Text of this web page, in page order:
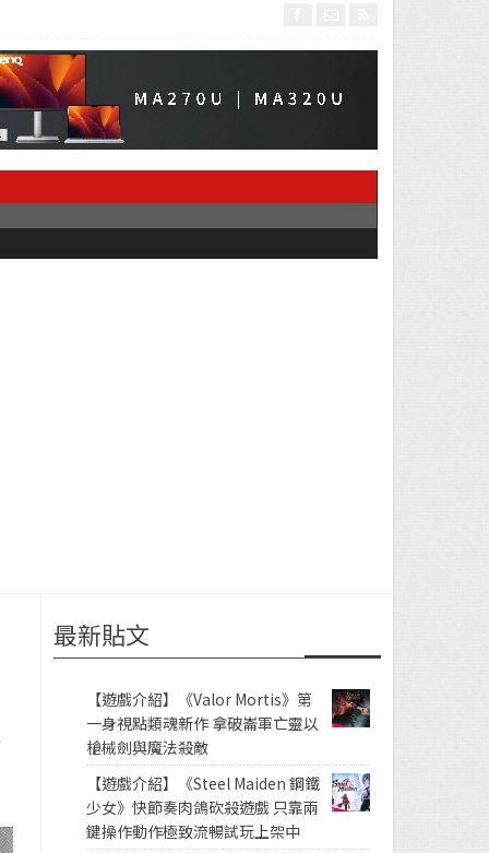
最新貼文
【遊戲介紹】《Valor Mortis》第
一身視點類魂新作 拿破崙軍亡靈以
槍械劍與魔法殺敵
【遊戲介紹】《Steel Maiden 鋼鐵
少女》快節奏肉鴿砍殺遊戲 只靠兩
鍵操作動作極致流暢試玩上架中